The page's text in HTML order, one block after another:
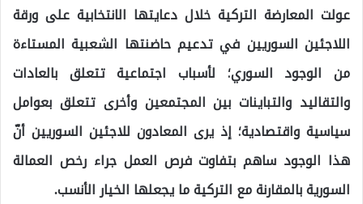
عولت المعارضة التركية خلال دعايتها الانتخابية على ورقة
اللاجئين السوريين في تدعيم حاضنتها الشعبية المستاءة
من الوجود السوري؛ لأسباب اجتماعية تتعلق بالعادات
والتقاليد والتباينات بين المجتمعين وأخرى تتعلق بعوامل
سياسية واقتصادية؛ إذ يرى المعادون للاجئين السوريين أنّ
هذا الوجود ساهم بتفاوت فرص العمل جراء رخص العمالة
السورية بالمقارنة مع التركية ما يجعلها الخيار الأنسب.